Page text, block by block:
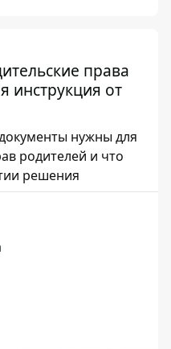
права
инструкция от
нужны для
родителей и что
решения